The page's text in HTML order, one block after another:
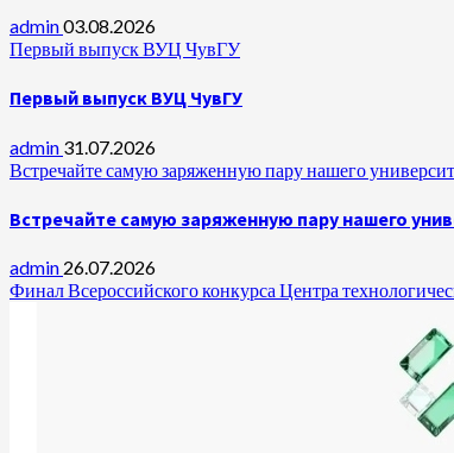
admin03.08.2026
Первый выпуск ВУЦ ЧувГУ
Первый выпуск ВУЦ ЧувГУ
admin 31.07.2026
Встречайте самую заряженную пару нашего
Встречайте самую заряженную пару нашего
admin 26.07.2026
Финал Всероссийского конкурса Центра